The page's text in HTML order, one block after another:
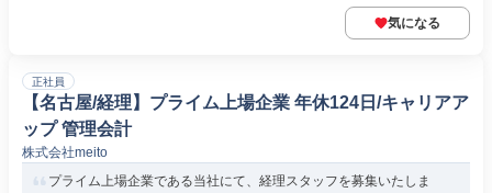
気になる
正社員
【名古屋/経理】プライム上場企業 年休124日/キャリアア
ップ 管理会計
株式会社meito
プライム上場企業である当社にて、経理スタッフを募集いたしま